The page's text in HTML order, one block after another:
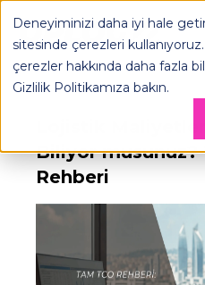
Deneyiminizi daha iyi hale
sitesinde çerezleri kullanıyoruz.
çerezler hakkında daha fazla
Gizlilik Politikamıza bakın.
OPLOG
Lojistik
Biliyor musunuz?
Rehberi